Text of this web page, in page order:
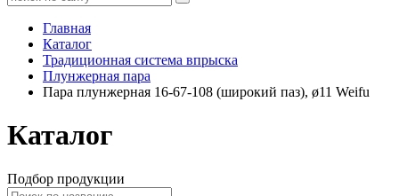
Главная
Каталог
Традиционная система впрыска
Плунжерная пара
Пара плунжерная 16-67-108 (широкий паз), ø11 Weifu
Каталог
Подбор продукции